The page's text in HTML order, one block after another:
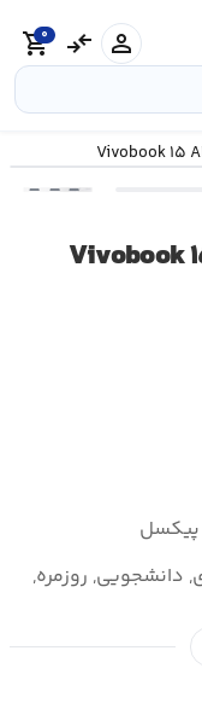
person
compare_arrows
shopping_cart
0
•••
دانشجویی, روزمره,